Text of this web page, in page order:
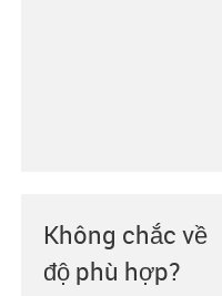
Không chắc về
độ phù hợp?